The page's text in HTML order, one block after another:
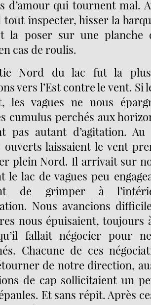
d’amour qui tournent mal.
inspecter, hisser la
la poser sur une planche
cas de roulis.
Nord du lac fut la
vers l’Est contre le vent. Si
les vagues ne nous
cumulus perchés aux
pas autant d’agitation.
ouverts laissaient le vent
plein Nord. Il arrivait sur
le lac de vagues peu
de grimper à
Nous avancions
nous épuisaient, toujours
fallait négocier pour
Chacune de ces
de notre direction,
de cap sollicitaient un
Et sans répit. Après